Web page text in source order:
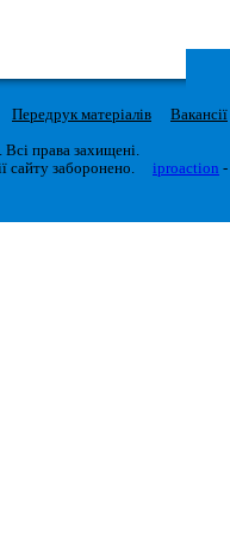
Передрук матеріалів Вакансії
права захищені.
сайту заборонено.
iproaction -